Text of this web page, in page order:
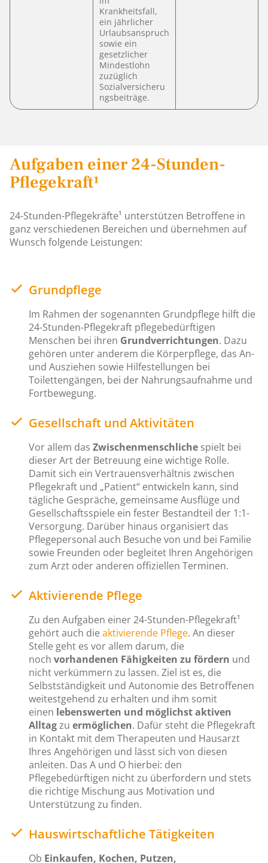
Krankheitsfall,
ein jährlicher
Urlaubsanspruch
sowie ein
gesetzlicher
Mindestlohn
zuzüglich
Sozialversicheru
ngsbeiträge.
Aufgaben einer 24-Stunden-
Pflegekraft¹
24-Stunden-Pflegekräfte¹ unterstützen Betroffene in
ganz verschiedenen Bereichen und übernehmen auf
Wunsch folgende Leistungen:
Grundpflege
Im Rahmen der sogenannten Grundpflege hilft die
24-Stunden-Pflegekraft pflegebedürftigen
Menschen bei ihren Grundverrichtungen. Dazu
gehören unter anderem die Körperpflege, das An-
und Ausziehen sowie Hilfestellungen bei
Toilettengängen, bei der Nahrungsaufnahme und
Fortbewegung.
Gesellschaft und Aktivitäten
Vor allem das Zwischenmenschliche spielt bei
dieser Art der Betreuung eine wichtige Rolle.
Damit sich ein Vertrauensverhältnis zwischen
Pflegekraft und „Patient“ entwickeln kann, sind
tägliche Gespräche, gemeinsame Ausflüge und
Gesellschaftsspiele ein fester Bestandteil der 1:1-
Versorgung. Darüber hinaus organisiert das
Pflegepersonal auch Besuche von und bei Familie
sowie Freunden oder begleitet Ihren Angehörigen
zum Arzt oder anderen offiziellen Terminen.
Aktivierende Pflege
Zu den Aufgaben einer 24-Stunden-Pflegekraft¹
gehört auch die aktivierende Pflege. An dieser
Stelle geht es vor allem darum, die
noch vorhandenen Fähigkeiten zu fördern und
nicht verkümmern zu lassen. Ziel ist es, die
Selbstständigkeit und Autonomie des Betroffenen
weitestgehend zu erhalten und ihm somit
einen lebenswerten und möglichst aktiven
Alltagzu ermöglichen. Dafür steht die Pflegekraft
in Kontakt mit dem Therapeuten und Hausarzt
Ihres Angehörigen und lässt sich von diesen
anleiten. Das A und O hierbei: den
Pflegebedürftigen nicht zu überfordern und stets
die richtige Mischung aus Motivation und
Unterstützung zu finden.
Hauswirtschaftliche Tätigkeiten
Ob Einkaufen, Kochen, Putzen,